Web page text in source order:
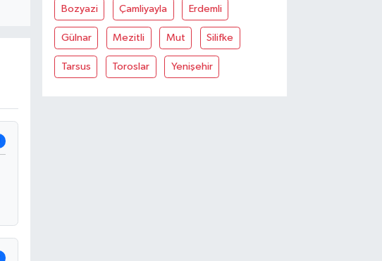
Bozyazi Çamliyayla Erdemli
Gülnar Mezitli Mut Silifke
Tarsus Toroslar Yenişehir